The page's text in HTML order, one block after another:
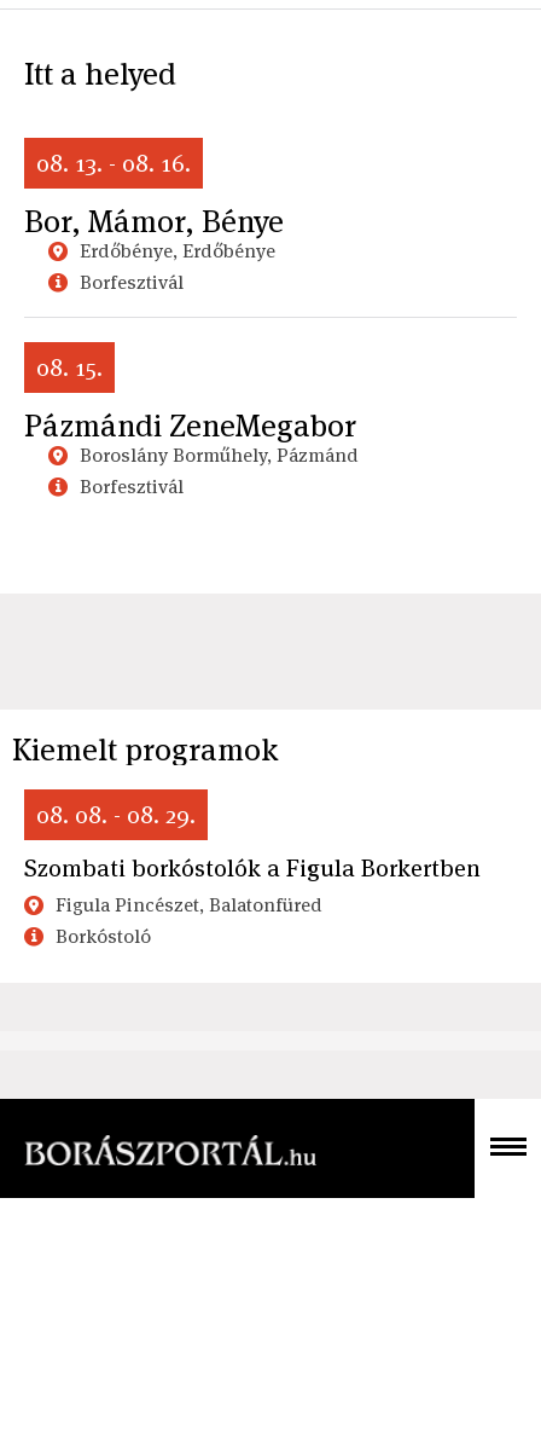
Itt a helyed
08. 13. - 08. 16.
Bor, Mámor, Bénye
Erdőbénye, Erdőbénye
Borfesztivál
08. 15.
Pázmándi ZeneMegabor
Boroslány Borműhely, Pázmánd
Borfesztivál
Kiemelt programok
08. 08. - 08. 29.
Szombati borkóstolók a Figula Borkertben
Figula Pincészet, Balatonfüred
Borkóstoló